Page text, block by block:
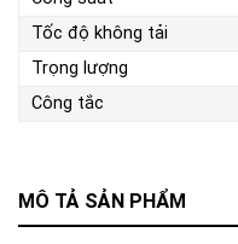
MÔ TẢ SẢN PHẨM
Tốc độ không tải
Trọng lượng
Công tắc